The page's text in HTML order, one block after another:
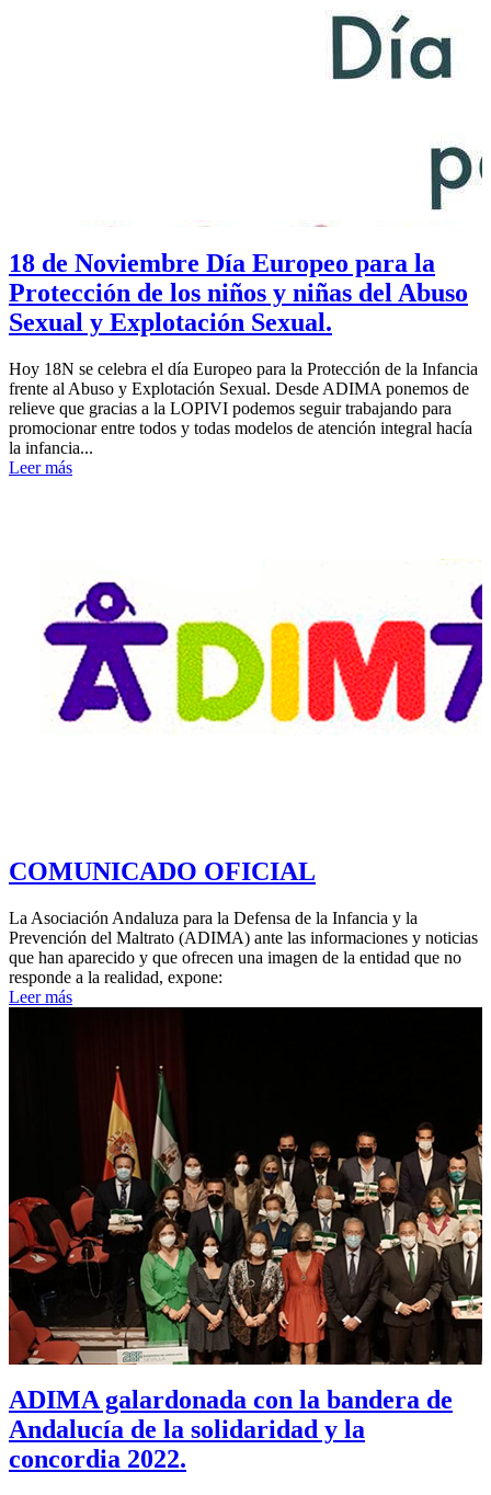
18 de Noviembre Día Europeo para la
Protección de los niños y niñas del Abuso
Sexual y Explotación Sexual.
Hoy 18N se celebra el día Europeo para la Protección de la Infancia
frente al Abuso y Explotación Sexual. Desde ADIMA ponemos de
relieve que gracias a la LOPIVI podemos seguir trabajando para
promocionar entre todos y todas modelos de atención integral hacía
la infancia...
Leer más
COMUNICADO OFICIAL
La Asociación Andaluza para la Defensa de la Infancia y la
Prevención del Maltrato (ADIMA) ante las informaciones y noticias
que han aparecido y que ofrecen una imagen de la entidad que no
responde a la realidad, expone:
Leer más
ADIMA galardonada con la bandera de
Andalucía de la solidaridad y la
concordia 2022.